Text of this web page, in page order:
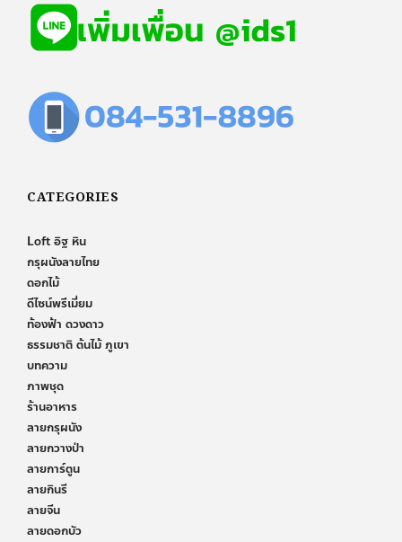
CATEGORIES
Loft อิฐ หิน
กรุผนังลายไทย
ดอกไม้
ดีไซน์พรีเมี่ยม
ท้องฟ้า ดวงดาว
ธรรมชาติ ต้นไม้ ภูเขา
บทความ
ภาพชุด
ร้านอาหาร
ลายกรุผนัง
ลายกวางป่า
ลายการ์ตูน
ลายกินรี
ลายจีน
ลายดอกบัว